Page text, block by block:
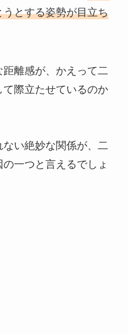
とする姿勢が目立ち
離感が、かえって二
て際立たせているのか
い絶妙な関係が、二
一つと言えるでしょ